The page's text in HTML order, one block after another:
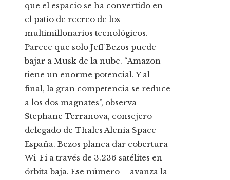
que el espacio se ha convertido en
el patio de recreo de los
multimillonarios tecnológicos.
Parece que solo Jeff Bezos puede
bajar a Musk de la nube. “Amazon
tiene un enorme potencial. Y al
final, la gran competencia se reduce
a los dos magnates”, observa
Stephane Terranova, consejero
delegado de Thales Alenia Space
España. Bezos planea dar cobertura
Wi-Fi a través de 3.236 satélites en
órbita baja. Ese número —avanza la